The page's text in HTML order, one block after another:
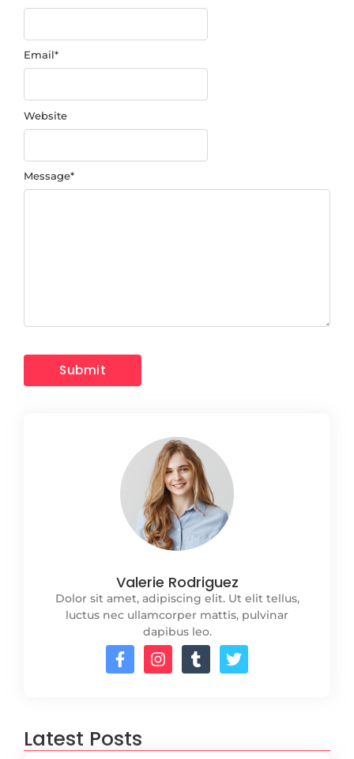
Message*
Email*
Website
Valerie Rodriguez
Dolor sit amet, adipiscing elit. Ut elit tellus,
luctus nec ullamcorper mattis, pulvinar
dapibus leo.
Latest Posts